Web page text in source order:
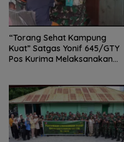
“Torang Sehat Kampung
Kuat” Satgas Yonif 645/GTY
Pos Kurima Melaksanakan